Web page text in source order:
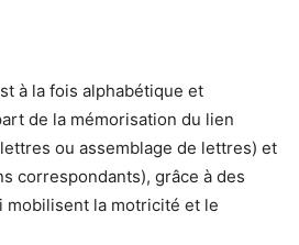
à la fois alphabétique et
de la mémorisation du lien
ou assemblage de lettres) et
correspondants), grâce à des
mobilisent la motricité et le